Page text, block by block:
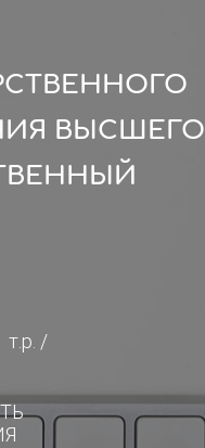
ВЫСШЕГО
т.р. /